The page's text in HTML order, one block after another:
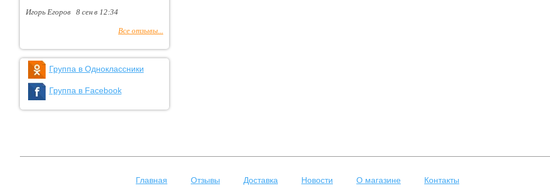
Игорь Егоров 8 сен в 12:34
Все отзывы...
Группа в Одноклассники
Группа в Facebook
Главная Отзывы Доставка Новости О магазине Контакты